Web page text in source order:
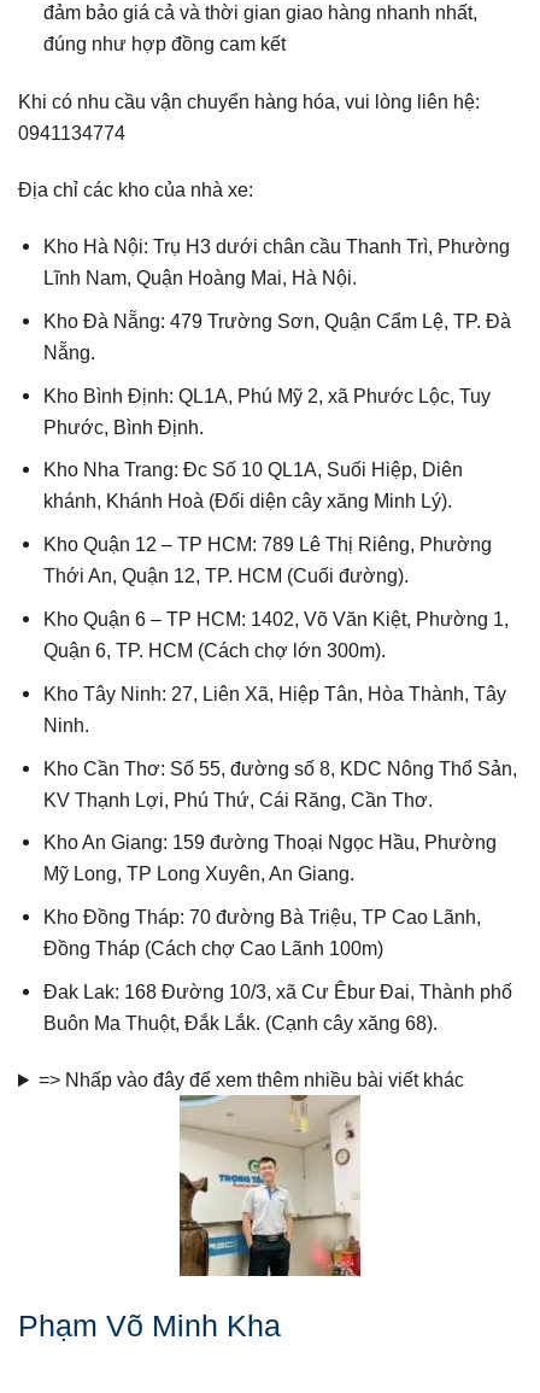
đảm bảo giá cả và thời gian giao hàng nhanh nhất,
đúng như hợp đồng cam kết
Khi có nhu cầu vận chuyển hàng hóa, vui lòng liên hệ:
0941134774
Địa chỉ các kho của nhà xe:
Kho Hà Nội: Trụ H3 dưới chân cầu Thanh Trì, Phường
Lĩnh Nam, Quận Hoàng Mai, Hà Nội.
Kho Đà Nẵng: 479 Trường Sơn, Quận Cẩm Lệ, TP. Đà
Nẵng.
Kho Bình Định: QL1A, Phú Mỹ 2, xã Phước Lộc, Tuy
Phước, Bình Định.
Kho Nha Trang: Đc Số 10 QL1A, Suối Hiệp, Diên
khánh, Khánh Hoà (Đối diện cây xăng Minh Lý).
Kho Quận 12 – TP HCM: 789 Lê Thị Riêng, Phường
Thới An, Quận 12, TP. HCM (Cuối đường).
Kho Quận 6 – TP HCM: 1402, Võ Văn Kiệt, Phường 1,
Quận 6, TP. HCM (Cách chợ lớn 300m).
Kho Tây Ninh: 27, Liên Xã, Hiệp Tân, Hòa Thành, Tây
Ninh.
Kho Cần Thơ: Số 55, đường số 8, KDC Nông Thổ Sản,
KV Thạnh Lợi, Phú Thứ, Cái Răng, Cần Thơ.
Kho An Giang: 159 đường Thoại Ngọc Hầu, Phường
Mỹ Long, TP Long Xuyên, An Giang.
Kho Đồng Tháp: 70 đường Bà Triệu, TP Cao Lãnh,
Đồng Tháp (Cách chợ Cao Lãnh 100m)
Đak Lak: 168 Đường 10/3, xã Cư Êbur Đai, Thành phố
Buôn Ma Thuột, Đắk Lắk. (Cạnh cây xăng 68).
=> Nhấp vào đây để xem thêm nhiều bài viết khác
Phạm Võ Minh Kha